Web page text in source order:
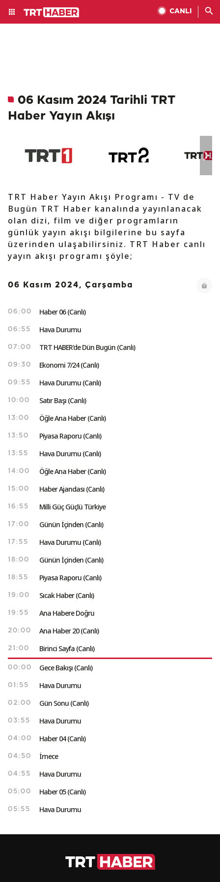
CANLI
06 Kasım 2024 Tarihli TRT
Haber Yayın Akışı
TRT Haber Yayın Akışı Programı - TV de
Bugün TRT Haber kanalında yayınlanacak
olan dizi, film ve diğer programların
günlük yayın akışı bilgilerine bu sayfa
üzerinden ulaşabilirsiniz. TRT Haber canlı
yayın akışı programı şöyle;
06 Kasım 2024, Çarşamba
06:00 Haber 06 (Canlı)
06:55 Hava Durumu
07:00 TRT HABER'de Dün Bugün (Canlı)
09:30 Ekonomi 7/24 (Canlı)
09:55 Hava Durumu (Canlı)
10:00 Satır Başı (Canlı)
13:00 Öğle Ana Haber (Canlı)
13:50 Piyasa Raporu (Canlı)
13:55 Hava Durumu (Canlı)
14:00 Öğle Ana Haber (Canlı)
15:00 Haber Ajandası (Canlı)
16:55 Milli Güç Güçlü Türkiye
17:00 Günün İçinden (Canlı)
17:55 Hava Durumu (Canlı)
18:00 Günün İçinden (Canlı)
18:55 Piyasa Raporu (Canlı)
19:00 Sıcak Haber (Canlı)
19:55 Ana Habere Doğru
20:00 Ana Haber 20 (Canlı)
21:00 Birinci Sayfa (Canlı)
00:00 Gece Bakışı (Canlı)
01:55 Hava Durumu
02:00 Gün Sonu (Canlı)
03:55 Hava Durumu
04:00 Haber 04 (Canlı)
04:50 İmece
04:55 Hava Durumu
05:00 Haber 05 (Canlı)
05:55 Hava Durumu